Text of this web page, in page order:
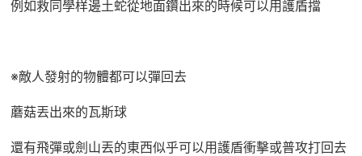
例如救同學样邊土蛇從地面鑽出來的時候可以用護盾擋
※敵人發射的物體都可以彈回去
蘑菇丟出來的瓦斯球
還有飛彈或劍山丟的東西似乎可以用護盾衝擊或普攻打回去